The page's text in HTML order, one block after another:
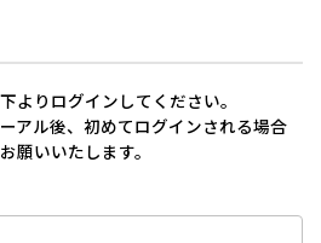
よりログインしてください。
アル後、初めてログインされる場合
願いいたします。